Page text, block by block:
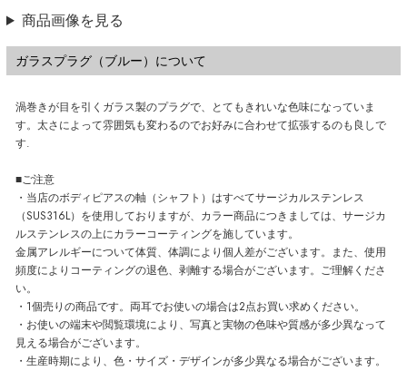
商品画像を見る
ガラスプラグ（ブルー）について
渦巻きが目を引くガラス製のプラグで、とてもきれいな色味になっていま
す。太さによって雰囲気も変わるのでお好みに合わせて拡張するのも良しで
す.
■ご注意
・当店のボディピアスの軸（シャフト）はすべてサージカルステンレス
（SUS316L）を使用しておりますが、カラー商品につきましては、サージカ
ルステンレスの上にカラーコーティングを施しています。
金属アレルギーについて体質、体調により個人差がございます。また、使用
頻度によりコーティングの退色、剥離する場合がございます。ご理解くださ
い。
・1個売りの商品です。両耳でお使いの場合は2点お買い求めください。
・お使いの端末や閲覧環境により、写真と実物の色味や質感が多少異なって
見える場合がございます。
・生産時期により、色・サイズ・デザインが多少異なる場合がございます。